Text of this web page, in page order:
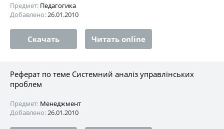
Предмет: Педагогика
Добавлено:26.01.2010
Скачать Читать online
Реферат по теме Системний аналіз управлінських
проблем
Предмет: Менеджмент
Добавлено:26.01.2010